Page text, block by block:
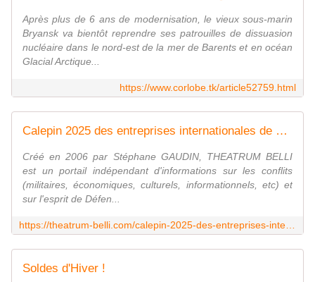
Après plus de 6 ans de modernisation, le vieux sous-marin
Bryansk va bientôt reprendre ses patrouilles de dissuasion
nucléaire dans le nord-est de la mer de Barents et en océan
Glacial Arctique...
https://www.corlobe.tk/article52759.html
Calepin 2025 des entreprises internationales de défense
Créé en 2006 par Stéphane GAUDIN, THEATRUM BELLI
est un portail indépendant d'informations sur les conflits
(militaires, économiques, culturels, informationnels, etc) et
sur l'esprit de Défen...
Soldes d'Hiver !